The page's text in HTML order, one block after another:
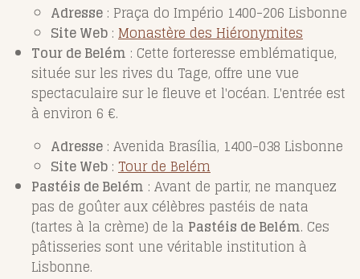
Adresse : Praça do Império 1400-206 Lisbonne
Site Web : Monastère des Hiéronymites
Tour de Belém : Cette forteresse emblématique,
située sur les rives du Tage, offre une vue
spectaculaire sur le fleuve et l'océan. L'entrée est
à environ 6 €.
Adresse : Avenida Brasília, 1400-038 Lisbonne
Site Web : Tour de Belém
Pastéis de Belém : Avant de partir, ne manquez
pas de goûter aux célèbres pastéis de nata
(tartes à la crème) de la Pastéis de Belém. Ces
pâtisseries sont une véritable institution à
Lisbonne.